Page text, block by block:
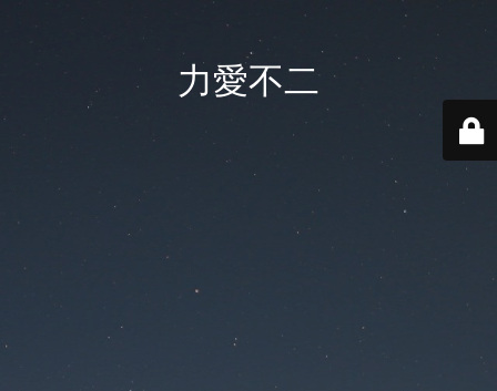
力愛不二